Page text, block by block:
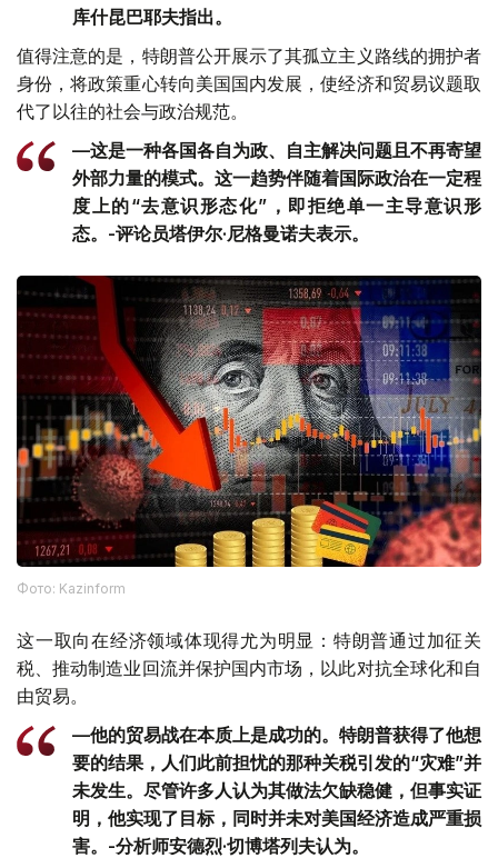
库什昆巴耶夫指出。
值得注意的是，特朗普公开展示了其孤立主义路线的拥护者
身份，将政策重心转向美国国内发展，使经济和贸易议题取
代了以往的社会与政治规范。
—这是一种各国各自为政、自主解决问题且不再寄望
外部力量的模式。这一趋势伴随着国际政治在一定程
度上的“去意识形态化”，即拒绝单一主导意识形
态。-评论员塔伊尔·尼格曼诺夫表示。
Фото: Kazinform
这一取向在经济领域体现得尤为明显：特朗普通过加征关
税、推动制造业回流并保护国内市场，以此对抗全球化和自
由贸易。
—他的贸易战在本质上是成功的。特朗普获得了他想
要的结果，人们此前担忧的那种关税引发的“灾难”并
未发生。尽管许多人认为其做法欠缺稳健，但事实证
明，他实现了目标，同时并未对美国经济造成严重损
害。-分析师安德烈·切博塔列夫认为。